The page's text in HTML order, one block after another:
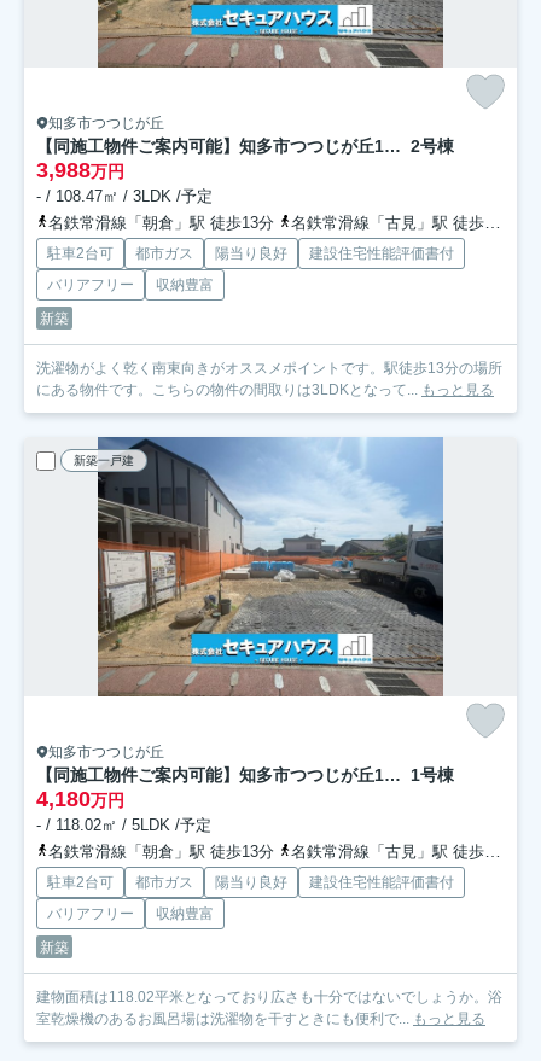
知多市つつじが丘
【同施工物件ご案内可能】知多市つつじが丘1丁目 全2棟 2号棟
3,988万円
- / 108.47㎡ / 3LDK /予定
名鉄常滑線「朝倉」駅 徒歩13分
名鉄常滑線「古見」駅 徒歩18分
駐車2台可 都市ガス 陽当り良好
建設住宅性能評価書付
バリアフリー
収納豊富
新築
洗濯物がよく乾く南東向きがオススメポイントです。駅徒歩13分の場所
にある物件です。こちらの物件の間取りは3LDKとなって... もっと見る
新築一戸建
知多市つつじが丘
【同施工物件ご案内可能】知多市つつじが丘1丁目 全2棟 1号棟
4,180万円
- / 118.02㎡ / 5LDK /予定
名鉄常滑線「朝倉」駅 徒歩13分
名鉄常滑線「古見」駅 徒歩18分
駐車2台可 都市ガス 陽当り良好
建設住宅性能評価書付
バリアフリー
収納豊富
新築
建物面積は118.02平米となっており広さも十分ではないでしょうか。浴
室乾燥機のあるお風呂場は洗濯物を干すときにも便利で... もっと見る